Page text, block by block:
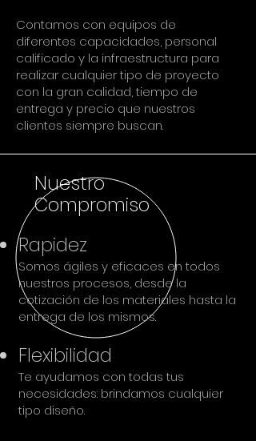
Contamos con equipos de
diferentes capacidades, personal
calificado y la infraestructura para
realizar cualquier tipo de proyecto
con la gran calidad, tiempo de
entrega y precio que nuestros
clientes siempre buscan.
Nuestro
Compromiso
Rapidez
Somos ágiles y eficaces en todos
nuestros procesos, desde la
cotización de los materiales hasta la
entrega de los mismos.
Flexibilidad
Te ayudamos con todas tus
necesidades: brindamos cualquier
tipo diseño.